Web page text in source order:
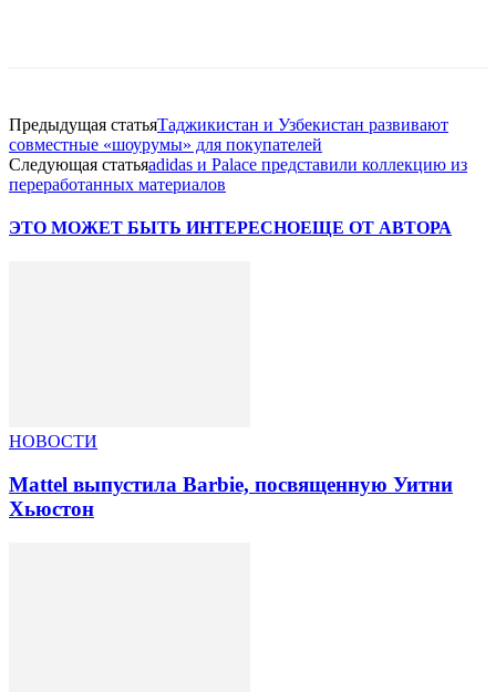
Предыдущая статьяТаджикистан и Узбекистан развивают
совместные «шоурумы» для покупателей
Следующая статьяadidas и Palace представили коллекцию из
переработанных материалов
ЭТО МОЖЕТ БЫТЬ ИНТЕРЕСНОЕЩЕ ОТ АВТОРА
НОВОСТИ
Mattel выпустила Barbie, посвященную Уитни
Хьюстон